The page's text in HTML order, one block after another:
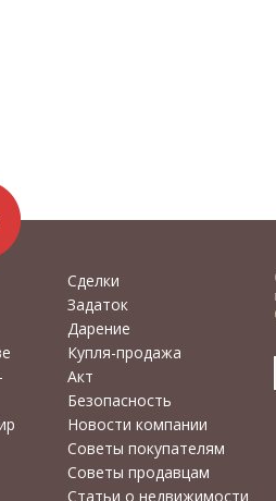
Сделки
Задаток
Дарение
Купля-продажа
Акт
Безопасность
Новости компании
Советы покупателям
Советы продавцам
Статьи о недвижимости